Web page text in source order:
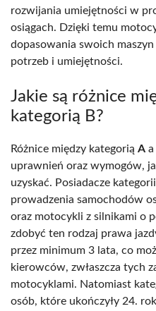
rozwijania umiejętności w
osiągach. Dzięki temu
dopasowania swoich
potrzeb i umiejętności.
Jakie są różnice
kategorią B?
Różnice między kategorią A a
uprawnień oraz wymogów,
uzyskać. Posiadacze kategorii
prowadzenia samochodów
oraz motocykli z silnikami o
zdobyć ten rodzaj prawa
przez minimum 3 lata, co
kierowców, zwłaszcza tych
motocyklami. Natomiast
osób, które ukończyły 24.